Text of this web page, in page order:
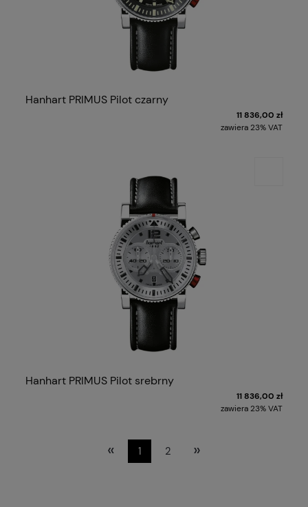
Hanhart PRIMUS Pilot czarny
11 836,00 zł
zawiera 23% VAT
Hanhart PRIMUS Pilot srebrny
11 836,00 zł
zawiera 23% VAT
« 1 2 »